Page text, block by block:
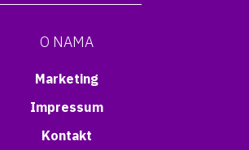
O NAMA
Marketing
Impressum
Kontakt